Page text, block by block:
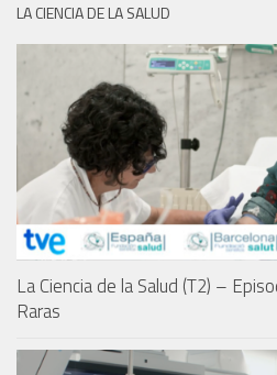
LA CIENCIA DE LA SALUD
La Ciencia de la Salud (T2) –
Raras